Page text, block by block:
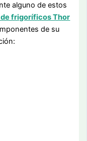
alguno de estos
frigoríficos Thor
de su